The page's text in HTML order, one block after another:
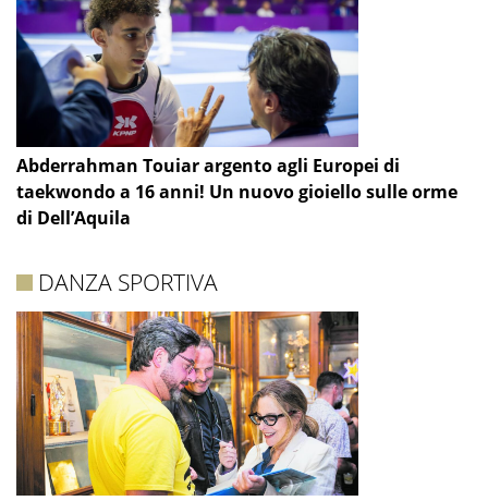
Abderrahman Touiar argento agli Europei di
taekwondo a 16 anni! Un nuovo gioiello sulle orme
di Dell’Aquila
DANZA SPORTIVA